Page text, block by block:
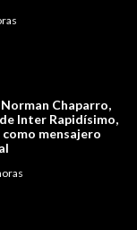
Chaparro,
Inter Rapidísimo,
mensajero